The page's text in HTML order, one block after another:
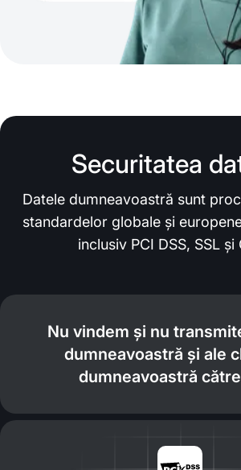
Securitatea
Datele dumneavoastră sunt
standardelor globale și
inclusiv PCI DSS, SSL și
Nu vindem și nu
dumneavoastră și ale
dumneavoastră